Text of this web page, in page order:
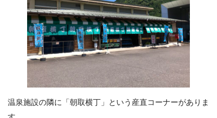
温泉施設の隣に「朝取横丁」という産直コーナーがありま